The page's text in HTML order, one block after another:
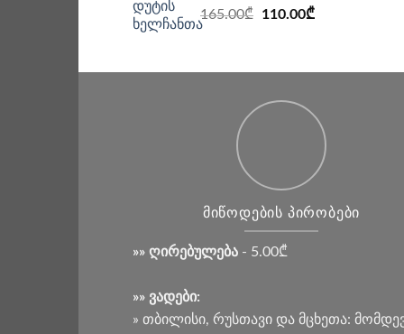
165.00₾
Original
165.00₾.
110.00₾Current
110.00₾.
ᲛᲘᲬᲝᲓᲔᲑᲘᲡ ᲞᲘᲠᲝᲑᲔᲑᲘ
»» ღირებულება - 5.00₾
»» ვადები:
» თბილისი, რუსთავი და მცხეთა: